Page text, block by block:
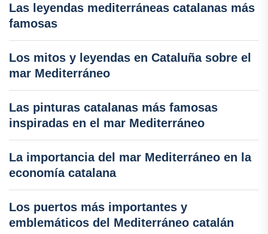
Las leyendas mediterráneas catalanas más
famosas
Los mitos y leyendas en Cataluña sobre el
mar Mediterráneo
Las pinturas catalanas más famosas
inspiradas en el mar Mediterráneo
La importancia del mar Mediterráneo en la
economía catalana
Los puertos más importantes y
emblemáticos del Mediterráneo catalán